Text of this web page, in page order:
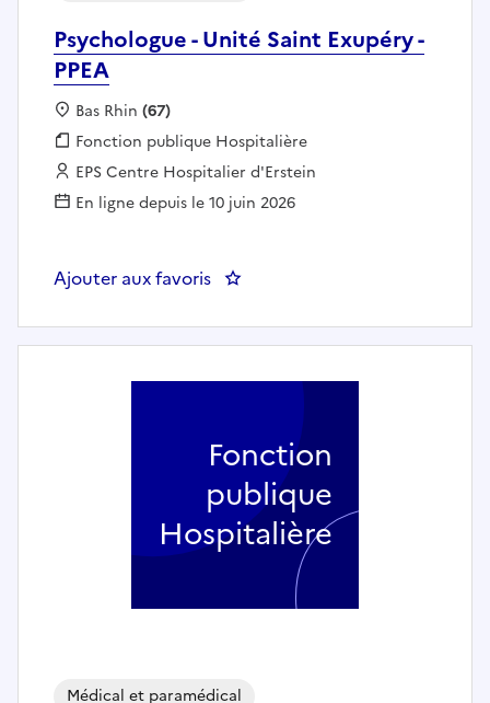
Psychologue - Unité Saint Exupéry -
PPEA
Localisation :
Bas Rhin (67)
Fonction publique :
Fonction publique Hospitalière
Employeur :
EPS Centre Hospitalier d'Erstein
En ligne depuis le 10 juin 2026
Ajouter aux favoris : Psychologue - Unité Saint
Médical et paramédical
Fonction
publique
Hospitalière